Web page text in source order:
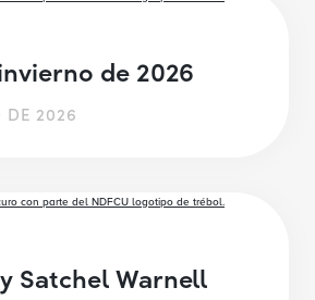
de 2026
DE 2026
Satchel Warnell